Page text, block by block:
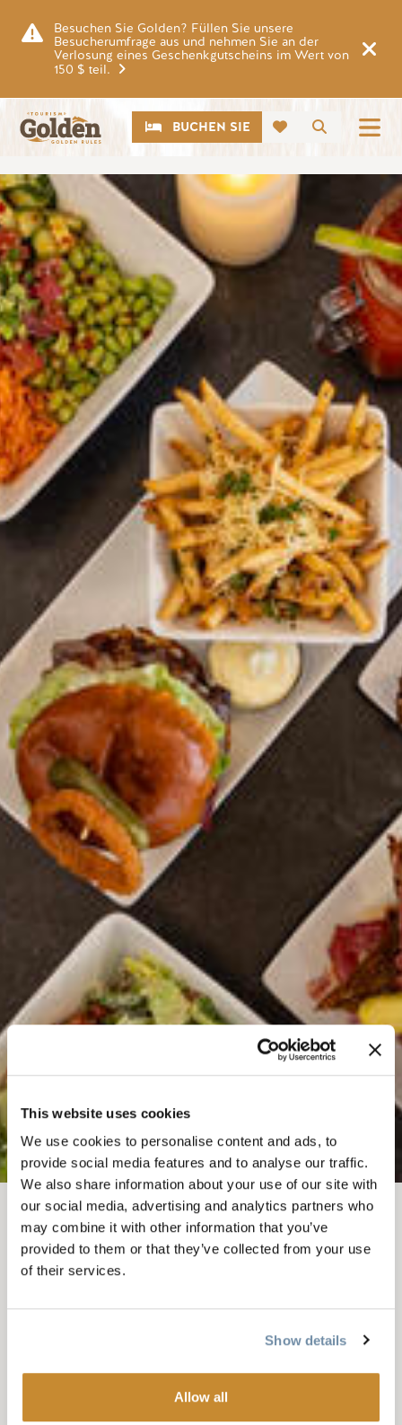
This website uses cookies
We use cookies to personalise content and ads, to
provide social media features and to analyse our traffic.
We also share information about your use of our site with
our social media, advertising and analytics partners who
may combine it with other information that you’ve
provided to them or that they’ve collected from your use
of their services.
Show details
Allow all
Besuchen Sie Golden? Füllen Sie unsere
Besucherumfrage aus und nehmen Sie an der
Verlosung eines Geschenkgutscheins im Wert von
150 $ teil.
Suche
CTABUCHEN SIE
WEEKLY ON FRIDAY, 3 - 6PM UNTIL FRI,
APR 18 2025
FREITAG OPEN MIC
APRÈS @ KHMR -
WHITETOOTH GRILL